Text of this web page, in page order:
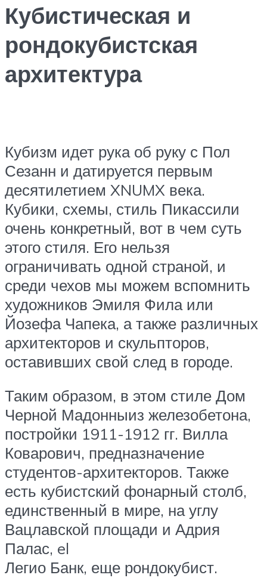
Кубистическая и
рондокубистская
архитектура
Кубизм идет рука об руку с Пол
Сезанн и датируется первым
десятилетием XNUMX века.
Кубики, схемы, стиль Пикассили
очень конкретный, вот в чем суть
этого стиля. Его нельзя
ограничивать одной страной, и
среди чехов мы можем вспомнить
художников Эмиля Фила или
Йозефа Чапека, а также различных
архитекторов и скульпторов,
оставивших свой след в городе.
Таким образом, в этом стиле Дом
Черной Мадонныиз железобетона,
постройки 1911-1912 гг. Вилла
Коварович, предназначение
студентов-архитекторов. Также
есть кубистский фонарный столб,
единственный в мире, на углу
Вацлавской площади и Адрия
Палас, el
Легио Банк, еще рондокубист.